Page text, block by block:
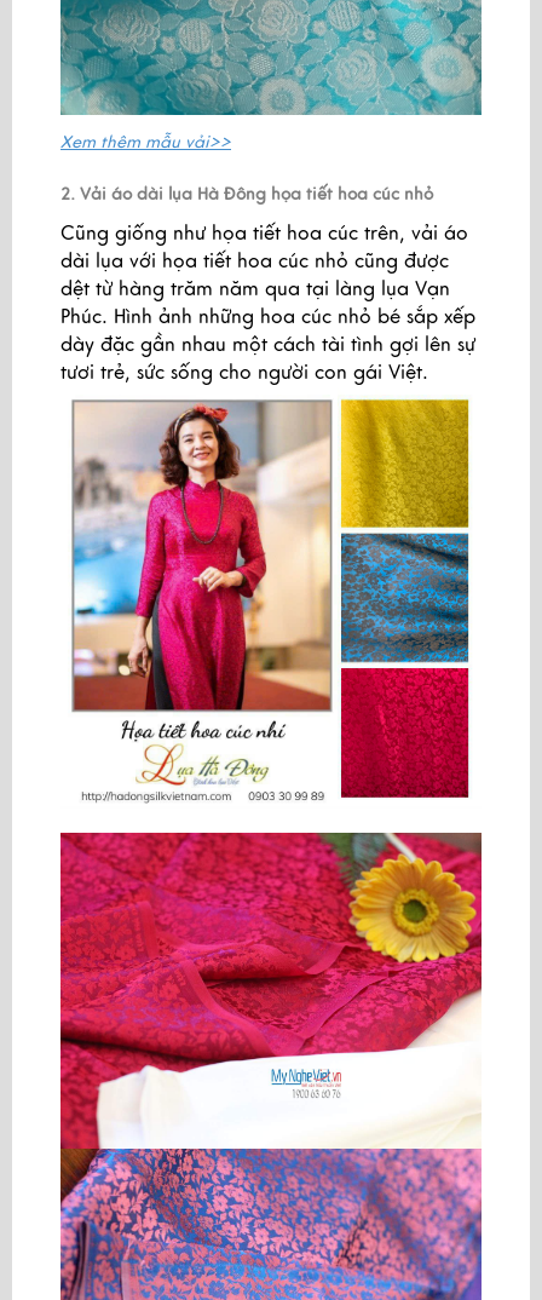
Xem thêm mẫu vải>>
2. Vải áo dài lụa Hà Đông họa tiết hoa cúc nhỏ
Cũng giống như họa tiết hoa cúc trên, vải áo
dài lụa với họa tiết hoa cúc nhỏ cũng được
dệt từ hàng trăm năm qua tại làng lụa Vạn
Phúc. Hình ảnh những hoa cúc nhỏ bé sắp xếp
dày đặc gần nhau một cách tài tình gợi lên sự
tươi trẻ, sức sống cho người con gái Việt.